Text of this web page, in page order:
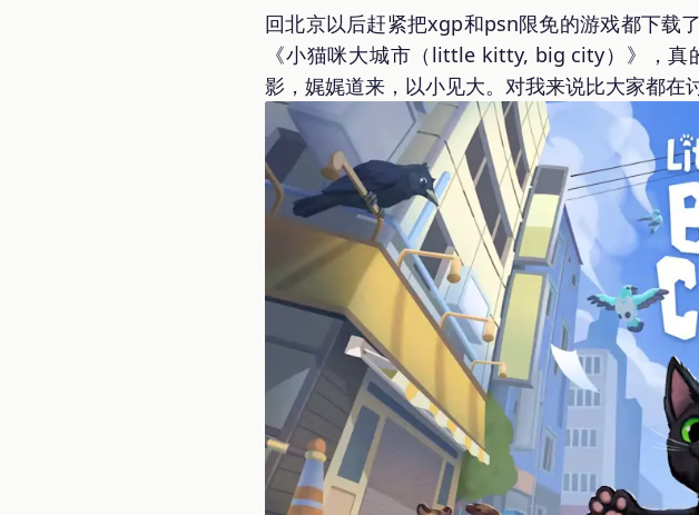
回北京以后赶紧把xgp和psn限免的游戏都下载
《小猫咪大城市（little kitty, big city）》，
影，娓娓道来，以小见大。对我来说比大家都在